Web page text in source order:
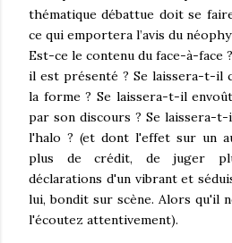
thématique débattue doit se
ce qui emportera l’avis du
Est-ce le contenu du face-à-face
il est présenté ? Se laissera-t-il
la forme ? Se laissera-t-il
par son discours ? Se laissera-
l'halo ? (et dont l'effet sur un
plus de crédit, de juger
déclarations d'un vibrant et
lui, bondit sur scène. Alors qu'il
l'écoutez attentivement).